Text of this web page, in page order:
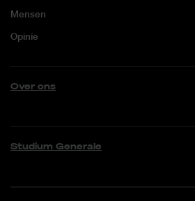
Mensen
Opinie
Over ons
Studium Generale